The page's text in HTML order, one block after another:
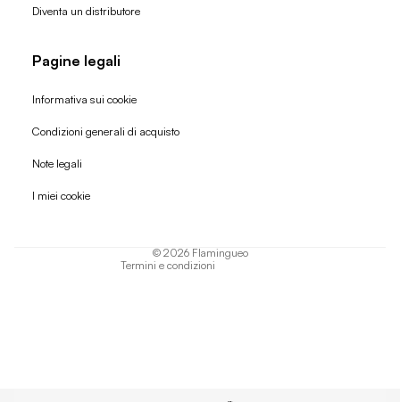
Diventa un distributore
Pagine legali
Informativa sui cookie
Condizioni generali di acquisto
Note legali
I miei cookie
© 2026 Flamingueo
Termini e condizioni
Politica di rimborso